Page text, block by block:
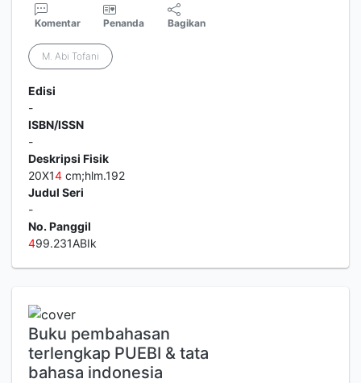
Komentar Penanda Bagikan
M. Abi Tofani
Edisi
-
ISBN/ISSN
-
Deskripsi Fisik
20X14 cm;hlm.192
Judul Seri
-
No. Panggil
499.231ABIk
Buku pembahasan
terlengkap PUEBI & tata
bahasa indonesia